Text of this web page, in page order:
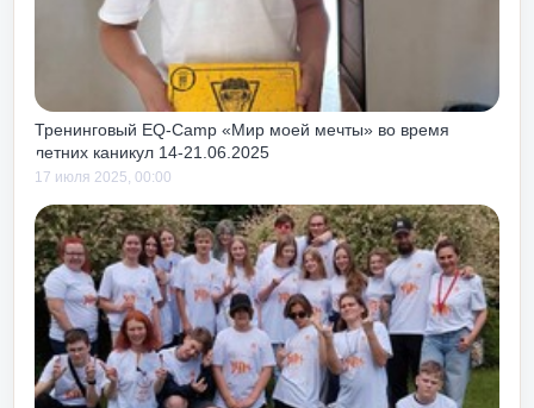
как чуть с
тем тоже учит
своих, так и
Тренинговый EQ-Camp «Мир моей мечты» во время
летних каникул 14-21.06.2025
17 июля 2025, 00:00